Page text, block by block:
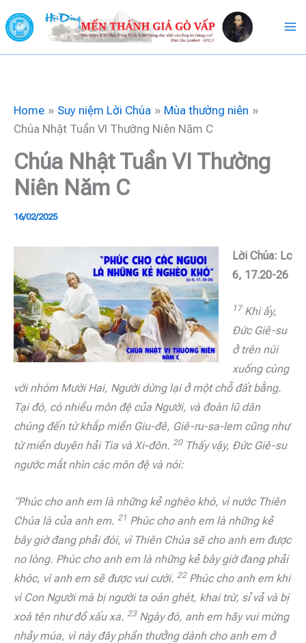
to
content
Home Suy niệm Lời Chúa
Mùa thường niên
Chúa Nhật Tuần VI Thường Niên Năm C
Chúa Nhật Tuần VI Thường
Niên Năm C
16/02/2025
Lời Chúa: Lc
6, 17.20-26
17 Khi ấy,
Đức Giê-su
ở trên núi
xuống cùng
với nhóm Mười Hai, Người dừng lại ở một chỗ đất bằng.
Tại đó, có nhiều môn đệ của Người, và đoàn lũ dân
chúng đến từ khắp miền Giu-đê, Giê-ru-sa-lem cũng như
từ miền duyên hải Tia và Xi-đôn. 20Thấy vậy, Đức Giê-su
ngước mắt nhìn các môn đệ và nói:
“Phúc cho anh em là những kẻ nghèo khó, vì nước Thiên
Chúa là của anh em. 21 Phúc cho anh em là những kẻ
bây giờ đang phải đói, vì Thiên Chúa sẽ cho anh em được
no lòng. Phúc cho anh em là những kẻ bây giờ đang phải
khóc, vì anh em sẽ được vui cười. 22Phúc cho anh em khi
vì Con Người mà bị người ta oán ghét, khai trừ, sỉ vả và bị
xoá tên như đồ xấu xa. 23Ngày đó, anh em hãy vui mừng
nhảy múa, vì này đây phần thưởng dành cho anh em ở